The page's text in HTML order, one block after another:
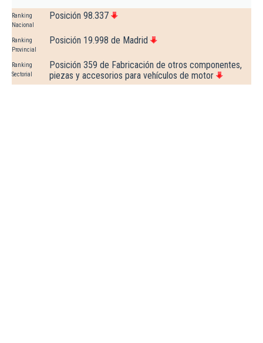
Ranking
Nacional
Posición 98.337
Ranking
Provincial
Posición 19.998 de Madrid
Ranking
Sectorial
Posición 359 de Fabricación de otros componentes,
piezas y accesorios para vehículos de motor